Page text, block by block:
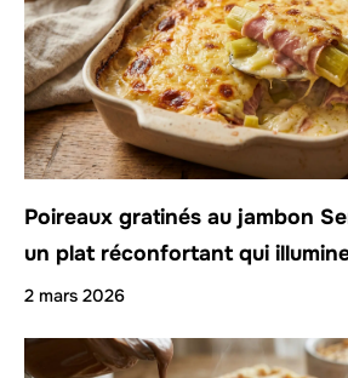
Poireaux gratinés au jambon
un plat réconfortant qui
2 mars 2026